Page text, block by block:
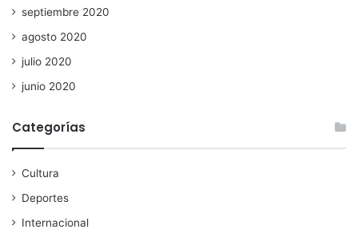
septiembre 2020
agosto 2020
julio 2020
junio 2020
Categorías
Cultura
Deportes
Internacional